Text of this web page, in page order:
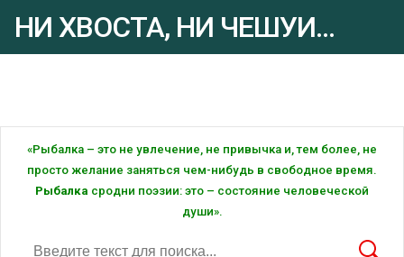
НИ ХВОСТА, НИ ЧЕШУИ...
«Рыбалка – это не увлечение, не привычка и, тем более, не
просто желание заняться чем-нибудь в свободное время.
Рыбалка сродни поэзии: это – состояние человеческой
души».